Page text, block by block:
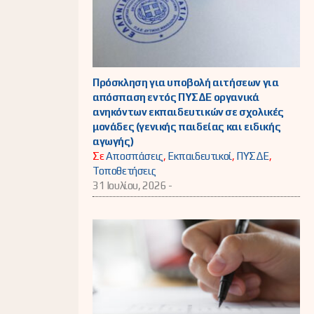
Πρόσκληση για υποβολή αιτήσεων για
απόσπαση εντός ΠΥΣΔΕ οργανικά
ανηκόντων εκπαιδευτικών σε σχολικές
μονάδες (γενικής παιδείας και ειδικής
αγωγής)
ΣεΑποσπάσεις, Εκπαιδευτικοί, ΠΥΣΔΕ,
Τοποθετήσεις
31 Ιουλίου, 2026 -